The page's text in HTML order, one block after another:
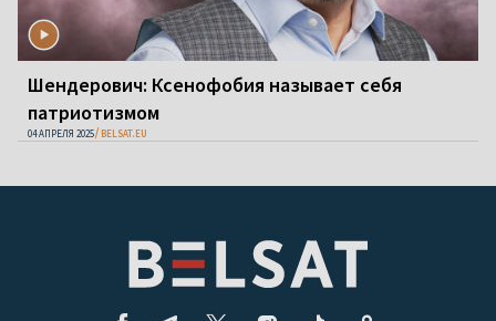
Шендерович: Ксенофобия называет себя
патриотизмом
04 АПРЕЛЯ 2025 BELSAT.EU